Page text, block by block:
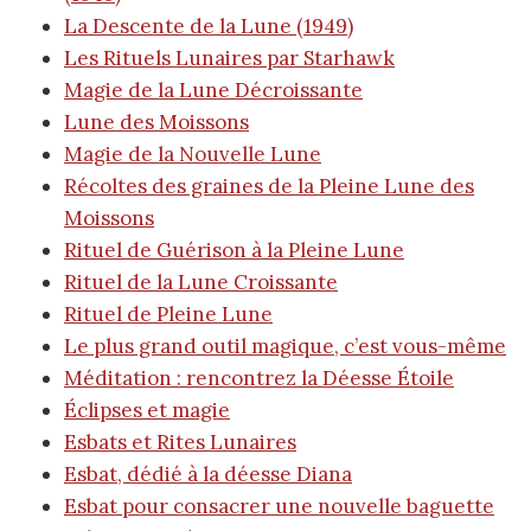
La Descente de la Lune (1949)
Les Rituels Lunaires par Starhawk
Magie de la Lune Décroissante
Lune des Moissons
Magie de la Nouvelle Lune
Récoltes des graines de la Pleine Lune des
Moissons
Rituel de Guérison à la Pleine Lune
Rituel de la Lune Croissante
Rituel de Pleine Lune
Le plus grand outil magique, c’est vous-même
Méditation : rencontrez la Déesse Étoile
Éclipses et magie
Esbats et Rites Lunaires
Esbat, dédié à la déesse Diana
Esbat pour consacrer une nouvelle baguette